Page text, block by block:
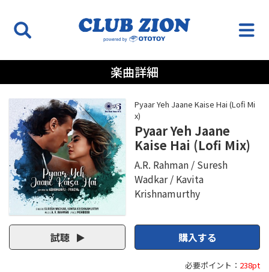
楽曲詳細
Pyaar Yeh Jaane Kaise Hai (Lofi Mi
x)
Pyaar Yeh Jaane
Kaise Hai (Lofi Mix)
A.R. Rahman
Suresh
Wadkar
Kavita
Krishnamurthy
試聴 購入する
必要ポイント： 238pt